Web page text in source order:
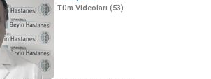
Tüm Videoları (53)